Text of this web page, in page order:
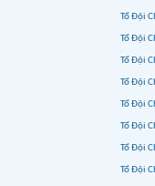
Tổ Đội
Tổ Đội
Tổ Đội
Tổ Đội
Tổ Đội
Tổ Đội
Tổ Đội
Tổ Đội